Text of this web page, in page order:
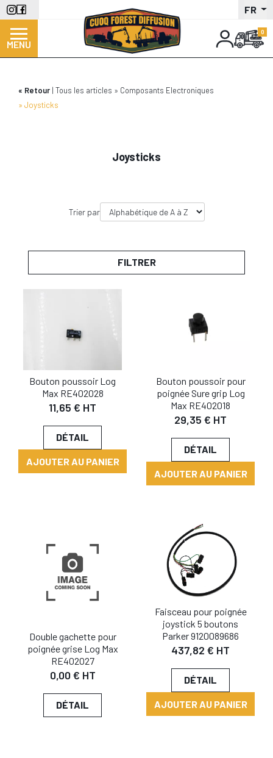
Aller
au
contenu
principal
FR
MENU
Retour Tous les articles
Composants Electroniques
Joysticks
Joysticks
Trier par
FILTRER
Bouton poussoir Log
Max RE402028
11,65 € HT
DÉTAIL
AJOUTER AU PANIER
Bouton poussoir pour
poignée Sure grip Log
Max RE402018
29,35 € HT
DÉTAIL
AJOUTER AU PANIER
Double gachette pour
poignée grise Log Max
RE402027
0,00 € HT
DÉTAIL
Faisceau pour poignée
joystick 5 boutons
Parker 9120089686
437,82 € HT
DÉTAIL
AJOUTER AU PANIER